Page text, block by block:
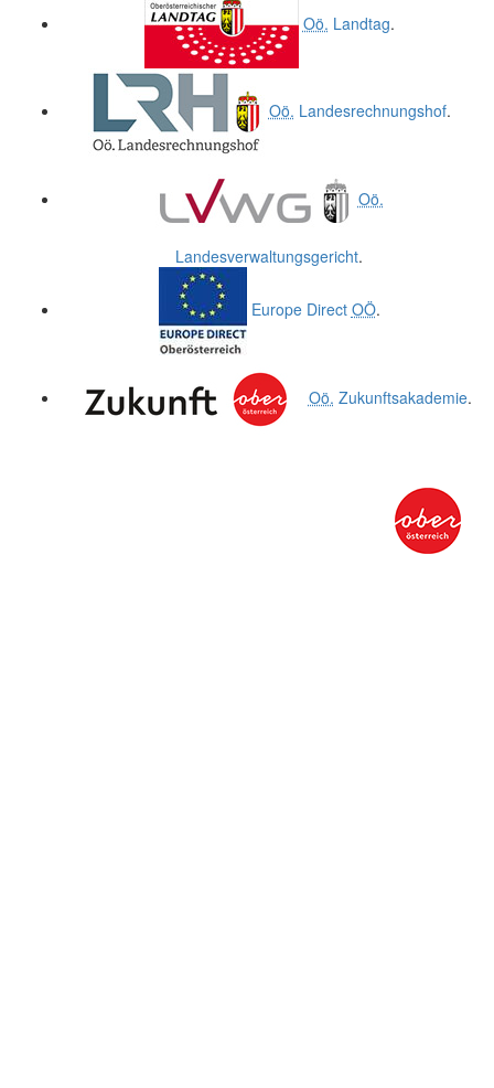
Oö. Landtag.
Oö. Landesrechnungshof.
Oö.
Landesverwaltungsgericht.
Europe Direct OÖ.
Oö. Zukunftsakademie.